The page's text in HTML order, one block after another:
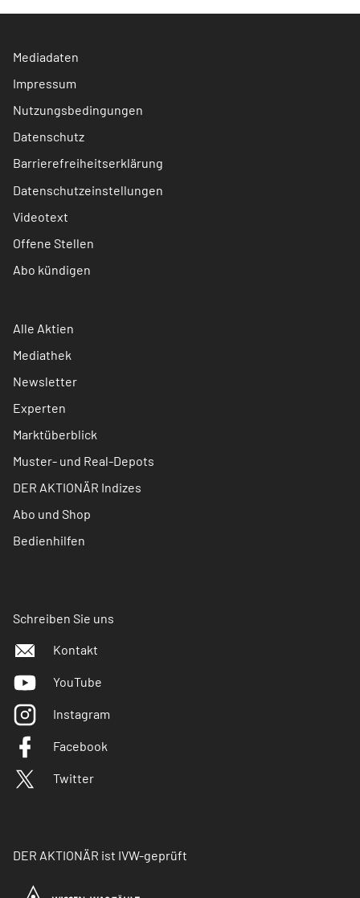
Mediadaten
Impressum
Nutzungsbedingungen
Datenschutz
Barrierefreiheitserklärung
Datenschutzeinstellungen
Videotext
Offene Stellen
Abo kündigen
Alle Aktien
Mediathek
Newsletter
Experten
Marktüberblick
Muster- und Real-Depots
DER AKTIONÄR Indizes
Abo und Shop
Bedienhilfen
Schreiben Sie uns
Kontakt
YouTube
Instagram
Facebook
Twitter
DER AKTIONÄR ist IVW-geprüft